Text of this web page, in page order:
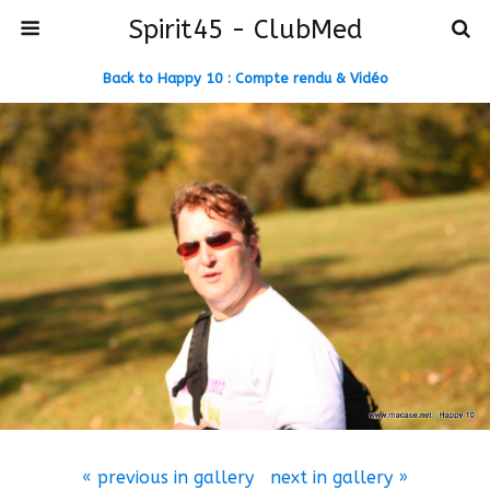
Spirit45 - ClubMed
Back to Happy 10 : Compte rendu & Vidéo
« previous in gallery next in gallery »